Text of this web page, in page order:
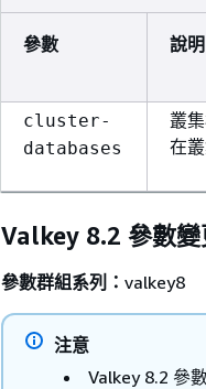
參數 說明
cluster-
databases
叢
在
Valkey 8.2 參數變
參數群組系列： valkey8
注意
Valkey 8.2 參